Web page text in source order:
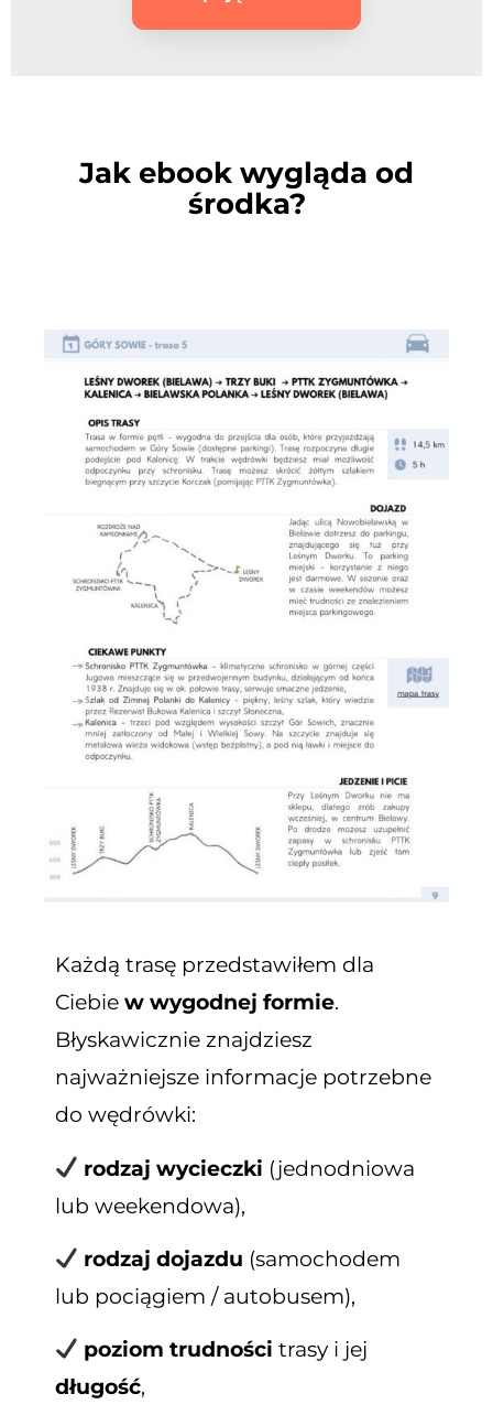
Jak ebook wygląda od
środka?
Każdą trasę przedstawiłem dla
Ciebie w wygodnej formie.
Błyskawicznie znajdziesz
najważniejsze informacje potrzebne
do wędrówki:
rodzaj wycieczki (jednodniowa
lub weekendowa),
rodzaj dojazdu (samochodem
lub pociągiem / autobusem),
poziom trudności trasy i jej
długość,